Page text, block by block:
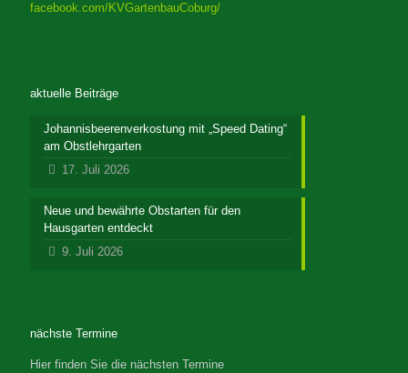
facebook.com/KVGartenbauCoburg/
aktuelle Beiträge
Johannisbeerenverkostung mit „Speed Dating“
am Obstlehrgarten
17. Juli 2026
Neue und bewährte Obstarten für den
Hausgarten entdeckt
9. Juli 2026
nächste Termine
Hier finden Sie die nächsten Termine